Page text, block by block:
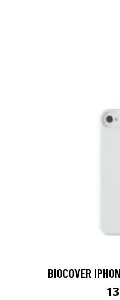
BIOCOVER